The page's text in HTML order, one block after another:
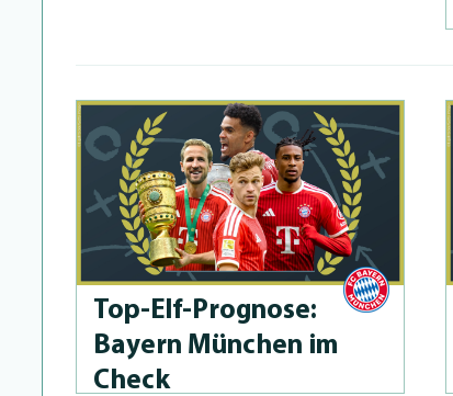
Top-Elf-Prog­no­se:
Bayern München im
Check